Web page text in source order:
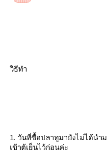
วิธีทำ
1. วันที่ซื้อปลาทูมายังไม่ได้นำ
เข้าตู้เย็นไว้ก่อนค่ะ